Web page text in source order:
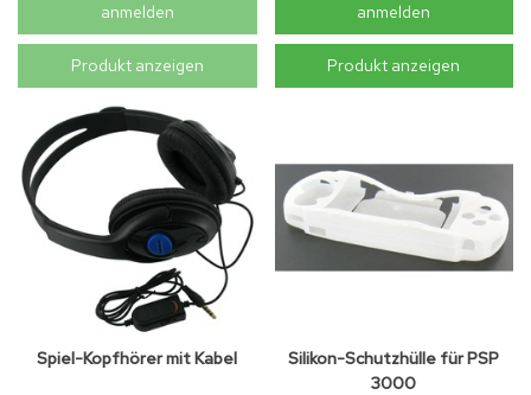
anmelden
Produkt anzeigen
anmelden
Produkt anzeigen
Spiel-Kopfhörer mit Kabel
Silikon-Schutzhülle für PSP
3000